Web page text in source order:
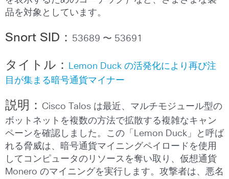
品を対象としています。
Snort SID ： 53689 〜 53691
タイトル：
Lemon Duck の活発化により再び注
目が集まる暗号通貨マイナー
説明：
Cisco Talos は最近、マルチモジュール型の
ボットネットを複数の方法で拡散する複雑なキャン
ペーンを確認しました。この「Lemon Duck」と呼ば
れる脅威は、暗号通貨マイニングペイロードを使用
してコンピュータのリソースを奪い取り、仮想通貨
Monero のマイニングを実行します。攻撃者は、悪名